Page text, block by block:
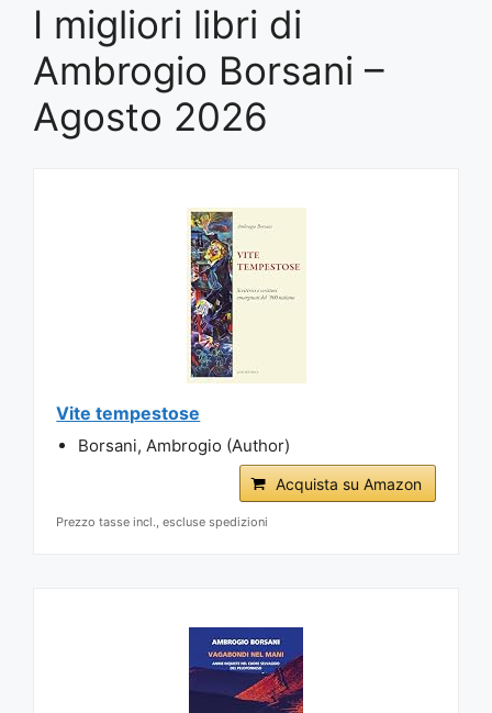
I migliori libri di
Ambrogio Borsani –
Agosto 2026
Vite tempestose
Borsani, Ambrogio (Author)
Acquista su Amazon
Prezzo tasse incl., escluse spedizioni